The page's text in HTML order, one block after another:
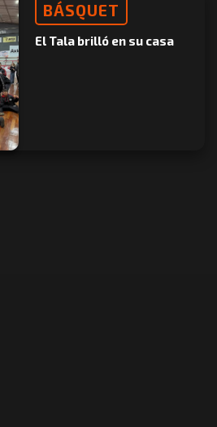
BÁSQUET
El Tala brilló en su casa